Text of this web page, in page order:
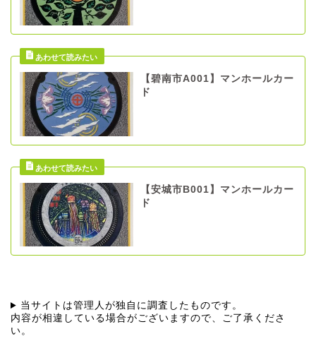
【碧南市A001】マンホールカー
ド
【安城市B001】マンホールカー
ド
当サイトは管理人が独自に調査したものです。
内容が相違している場合がございますので、ご了承くださ
い。